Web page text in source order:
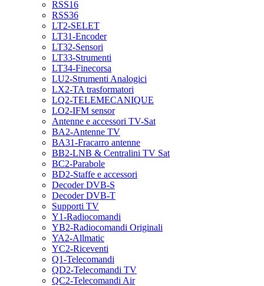
RSS16
RSS36
LT2-SELET
LT31-Encoder
LT32-Sensori
LT33-Strumenti
LT34-Finecorsa
LU2-Strumenti Analogici
LX2-TA trasformatori
LQ2-TELEMECANIQUE
LO2-IFM sensor
Antenne e accessori TV-Sat
BA2-Antenne TV
BA31-Fracarro antenne
BB2-LNB & Centralini TV Sat
BC2-Parabole
BD2-Staffe e accessori
Decoder DVB-S
Decoder DVB-T
Supporti TV
Y1-Radiocomandi
YB2-Radiocomandi Originali
YA2-Allmatic
YC2-Riceventi
Q1-Telecomandi
QD2-Telecomandi TV
QC2-Telecomandi Air